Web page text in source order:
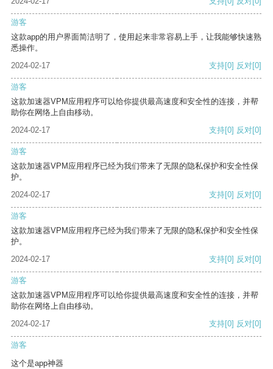
游客
这款app的用户界面简洁明了，使用起来非常容易上手，让我能够快速熟
悉操作。
2024-02-17
支持[0] 反对[0]
游客
这款加速器VPM应用程序可以给你提供最高速度和安全性的连接，并帮
助你在网络上自由移动。
2024-02-17
支持[0] 反对[0]
游客
这款加速器VPM应用程序已经为我们带来了无限的隐私保护和安全性保
护。
2024-02-17
支持[0] 反对[0]
游客
这款加速器VPM应用程序已经为我们带来了无限的隐私保护和安全性保
护。
2024-02-17
支持[0] 反对[0]
游客
这款加速器VPM应用程序可以给你提供最高速度和安全性的连接，并帮
助你在网络上自由移动。
2024-02-17
支持[0] 反对[0]
游客
这个是app神器